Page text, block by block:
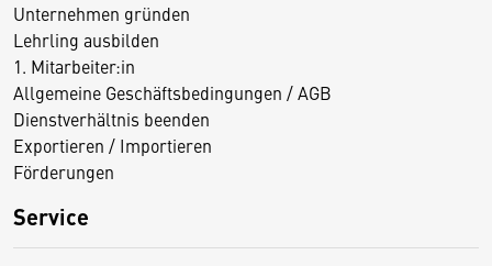
Unternehmen gründen
Lehrling ausbilden
1. Mitarbeiter:in
Allgemeine Geschäftsbedingungen / AGB
Dienstverhältnis beenden
Exportieren / Importieren
Förderungen
Service